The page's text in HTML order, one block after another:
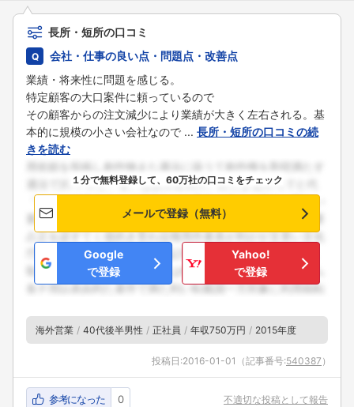
長所・短所の口コミ
会社・仕事の良い点・問題点・改善点
業績・将来性に問題を感じる。
特定顧客の大口案件に頼っているので
その顧客からの注文減少により業績が大きく左右される。基
本的に規模の小さい会社なので ... 長所・短所の口コミの続
きを読む
１分で無料登録して、60万社の口コミをチェック
メールで登録（無料）
Google
で登録
Yahoo!
で登録
海外営業 40代後半男性 正社員 年収750万円 2015年度
投稿日:2016-01-01 （記事番号:540387 ）
参考になった 0 不適切な投稿として報告